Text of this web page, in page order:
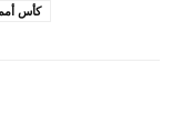
كأس أمم